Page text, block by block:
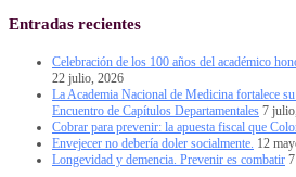
Entradas recientes
Celebración de los 100 años del académico
22 julio, 2026
La Academia Nacional de Medicina fortalece
Encuentro de Capítulos Departamentales 7
Cobrar para prevenir: la apuesta fiscal que
Envejecer no debería doler socialmente. 12
Longevidad y demencia. Prevenir es combatir